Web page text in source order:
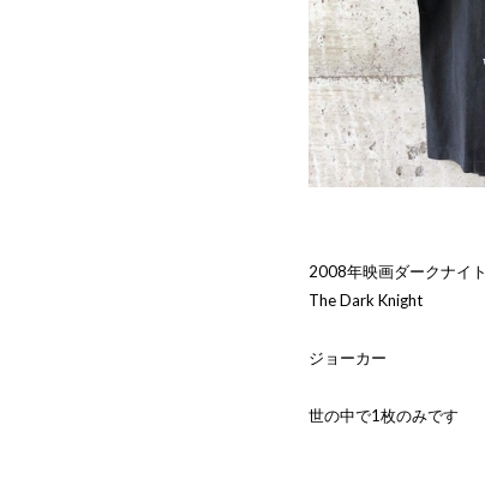
2008年映画ダークナイト
The Dark Knight
ジョーカー
世の中で1枚のみです